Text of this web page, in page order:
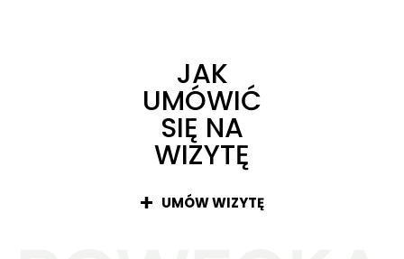
JAK
UMÓWIĆ
SIĘ NA
WIZYTĘ
UMÓW WIZYTĘ